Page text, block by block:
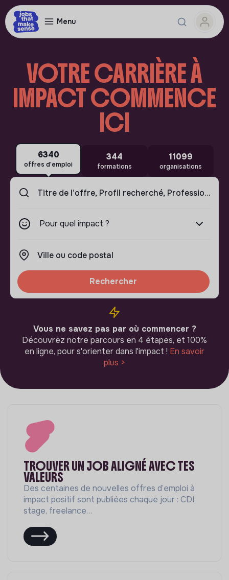
Menu
VOTRE CARRIÈRE À
IMPACT COMMENCE
ICI
6340
offres d'emploi
344
formations
11099
organisations
Pour quel impact ?
Rechercher
Vous ne savez pas par où commencer ?
Découvrez notre parcours en 4 étapes, et 100%
en ligne, pour s'orienter dans l'impact ! En savoir
plus >
TROUVER UN JOB ALIGNÉ AVEC TES
VALEURS
Des centaines de nouvelles offres d’emploi à
impact positif sont publiées chaque jour : CDI,
stage, freelance…